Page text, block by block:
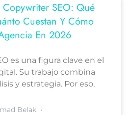
SEO: Qué
Cuestan Y Cómo
En 2026
es una figura clave en el
Su trabajo combina
y estrategia. Por eso,
Belak